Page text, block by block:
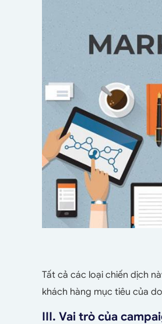
Tất cả các loại chiến dịch
khách hàng mục tiêu của
III. Vai trò của